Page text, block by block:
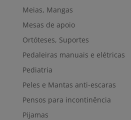
Meias, Mangas
Mesas de apoio
Ortóteses, Suportes
Pedaleiras manuais e elétricas
Pediatria
Peles e Mantas anti-escaras
Pensos para incontinência
Pijamas